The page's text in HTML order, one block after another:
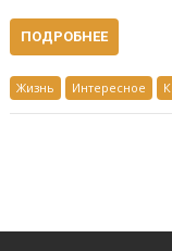
ПОДРОБНЕЕ
Жизнь Интересное